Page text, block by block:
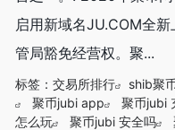
启用新域名JU.COM全
管局豁免经营权。聚...
标签： 交易所排行 shib聚
聚币jubi app
聚币jubi
怎么玩
聚币jubi 安全吗